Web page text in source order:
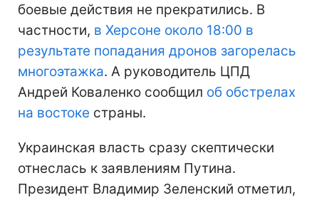
боевые действия не прекратились. В
частности, в Херсоне около 18:00 в
результате попадания дронов загорелась
многоэтажка. А руководитель ЦПД
Андрей Коваленко сообщил об обстрелах
на востоке страны.
Украинская власть сразу скептически
отнеслась к заявлениям Путина.
Президент Владимир Зеленский отметил,